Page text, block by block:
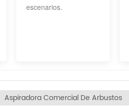
escenarios.
Aspiradora Comercial De Arbustos